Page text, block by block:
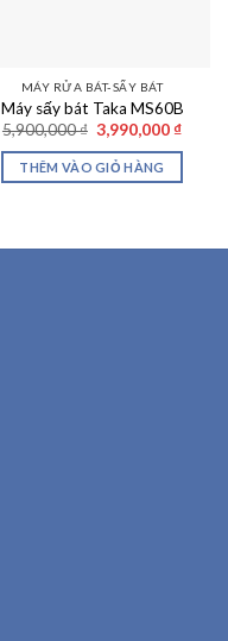
MÁY RỬA BÁT-SẤY BÁT
Máy sấy bát Taka MS60B
5,900,000₫ Giá
gốc
là:
5,900,000 ₫.
3,990,000 ₫Giá
THÊM VÀO GIỎ HÀNG